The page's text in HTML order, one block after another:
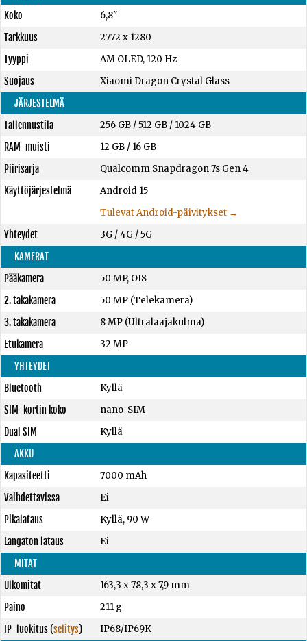
Koko
6,8"
Tarkkuus
2772 x 1280
Tyyppi
AM OLED, 120 Hz
Suojaus
Xiaomi Dragon Crystal Glass
JÄRJESTELMÄ
Tallennustila
256 GB/512 GB/ 1024 GB
RAM-muisti
12 GB/ 16 GB
Piirisarja
Qualcomm Snapdragon 7s Gen 4
Käyttöjärjestelmä
Android 15
Tulevat Android-päivitykset →
Yhteydet
3G / 4G / 5G
KAMERAT
Pääkamera
50 MP, OIS
2. takakamera
50 MP (Telekamera)
3. takakamera
8 MP (Ultralaajakulma)
Etukamera
32 MP
YHTEYDET
Bluetooth
Kyllä
SIM-kortin koko
nano-SIM
Dual SIM
Kyllä
AKKU
Kapasiteetti
7000 mAh
Vaihdettavissa
Ei
Pikalataus
Kyllä, 90 W
Langaton lataus
Ei
MITAT
Ulkomitat
163,3 x 78,3 x 7,9 mm
Paino
211 g
IP-luokitus(selitys)
IP68/IP69K